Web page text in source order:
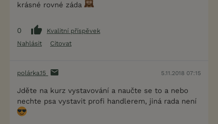
krásné rovné záda
0
Kvalitní příspěvek
Nahlásit
Citovat
polárka.15 5.11.2018 07:15
Jděte na kurz vystavování a naučte se to a nebo
nechte psa vystavit profi handlerem, jiná rada není